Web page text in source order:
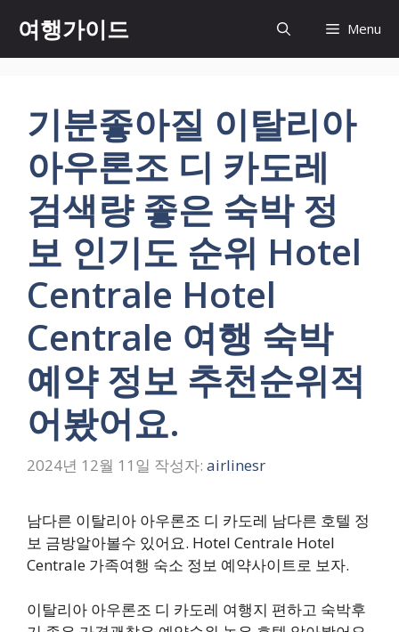
츠
여행가이드 Menu
기분좋아질 이탈리아
아우론조 디 카도레
검색량 좋은 숙박 정
보 인기도 순위 Hotel
Centrale Hotel
Centrale 여행 숙박
예약 정보 추천순위적
어봤어요.
2024년 12월 11일 작성자: airlinesr
남다른 이탈리아 아우론조 디 카도레 남다른 호텔 정
보 금방알아볼수 있어요. Hotel Centrale Hotel
Centrale 가족여행 숙소 정보 예약사이트로 보자.
이탈리아 아우론조 디 카도레 여행지 편하고 숙박후